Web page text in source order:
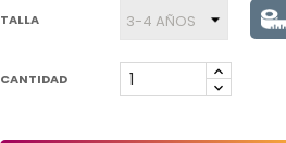
TALLA
CANTIDAD